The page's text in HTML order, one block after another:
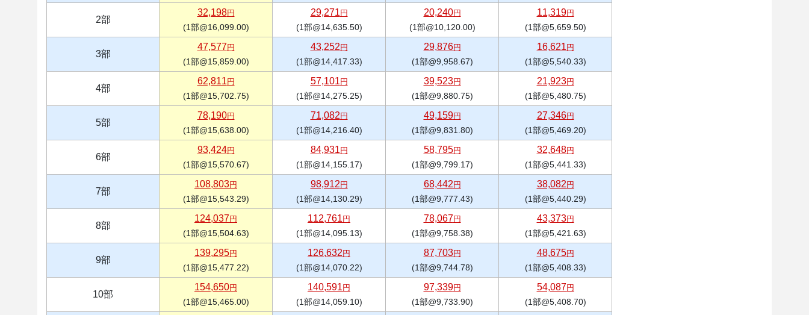
2部
32,198円
(1部@16,099.00)
29,271 円
(1部@14,635.50)
20,240円
(1部@10,120.00)
11,319円
(1部@5,659.50)
3部
47,577円
(1部@15,859.00)
43,252 円
(1部@14,417.33)
29,876円
(1部@9,958.67)
16,621 円
(1部@5,540.33)
4部
62,811 円
(1部@15,702.75)
57,101 円
(1部@14,275.25)
39,523円
(1部@9,880.75)
21,923円
(1部@5,480.75)
5部
78,190円
(1部@15,638.00)
71,082 円
(1部@14,216.40)
49,159円
(1部@9,831.80)
27,346円
(1部@5,469.20)
6部
93,424円
(1部@15,570.67)
84,931 円
(1部@14,155.17)
58,795円
(1部@9,799.17)
32,648円
(1部@5,441.33)
7部
108,803円
(1部@15,543.29)
98,912 円
(1部@14,130.29)
68,442 円
(1部@9,777.43)
38,082 円
(1部@5,440.29)
8部
124,037円
(1部@15,504.63)
112,761 円
(1部@14,095.13)
78,067円
(1部@9,758.38)
43,373円
(1部@5,421.63)
9部
139,295円
(1部@15,477.22)
126,632 円
(1部@14,070.22)
87,703円
(1部@9,744.78)
48,675円
(1部@5,408.33)
10部
154,650円
(1部@15,465.00)
140,591 円
(1部@14,059.10)
97,339円
(1部@9,733.90)
54,087円
(1部@5,408.70)